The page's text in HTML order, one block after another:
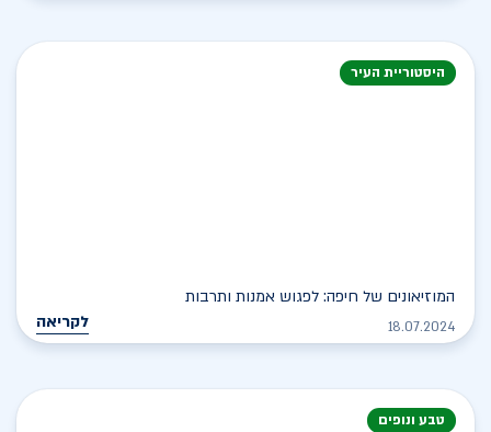
היסטוריית העיר
המוזיאונים של חיפה: לפגוש אמנות ותרבות
18.07.2024 לקריאה
טבע ונופים